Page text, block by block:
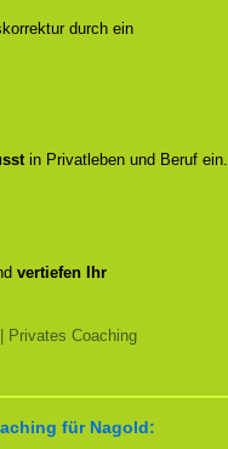
durch ein
in Privatleben und Beruf ein.
vertiefen Ihr
Privates Coaching
für Nagold: